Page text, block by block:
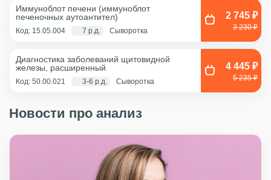
Иммуноблот печени (иммуноблот
печеночных аутоантител)
Код: 15.05.004 7 р.д. Сыворотка
2 745 ₽
3 230 ₽
Диагностика заболеваний щитовидной
железы, расширенный
Код: 50.00.021 3-6 р.д. Сыворотка
4 445 ₽
5 235 ₽
Новости про анализ